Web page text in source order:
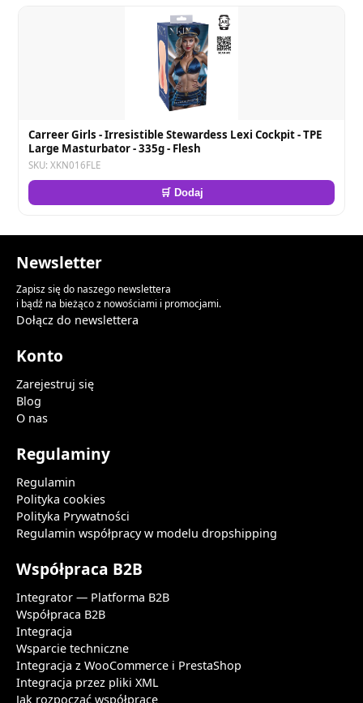
Carreer Girls - Irresistible Stewardess Lexi Cockpit - TPE
Large Masturbator - 335g - Flesh
SKU: XKN016FLE
🛒 Dodaj
Newsletter
Zapisz się do naszego newslettera
i bądź na bieżąco z nowościami i promocjami.
Dołącz do newslettera
Konto
Zarejestruj się
Blog
O nas
Regulaminy
Regulamin
Polityka cookies
Polityka Prywatności
Regulamin współpracy w modelu dropshipping
Współpraca B2B
Integrator — Platforma B2B
Współpraca B2B
Integracja
Wsparcie techniczne
Integracja z WooCommerce i PrestaShop
Integracja przez pliki XML
Jak rozpocząć współpracę